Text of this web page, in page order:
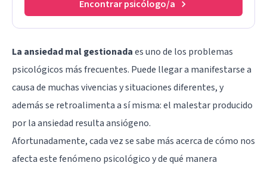
Encontrar psicólogo/a
La ansiedad mal gestionadaes uno de los problemas
psicológicos más frecuentes. Puede llegar a manifestarse a
causa de muchas vivencias y situaciones diferentes, y
además se retroalimenta a sí misma: el malestar producido
por la ansiedad resulta ansiógeno.
Afortunadamente, cada vez se sabe más acerca de cómo nos
afecta este fenómeno psicológico y de qué manera